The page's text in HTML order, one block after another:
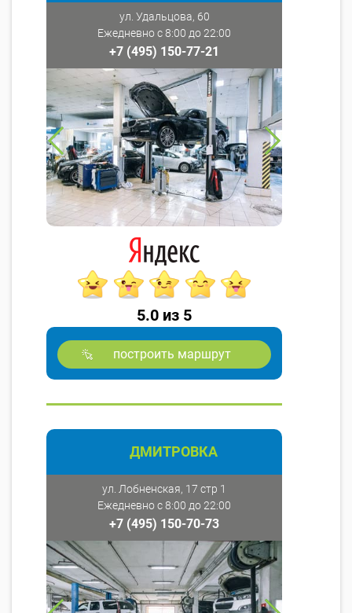
ул. Удальцова, 60
Ежедневно с 8:00 до 22:00
+7 (495) 150-77-21
5.0 из 5
построить маршрут
ДМИТРОВКА
ул. Лобненская, 17 стр 1
Ежедневно с 8:00 до 22:00
+7 (495) 150-70-73